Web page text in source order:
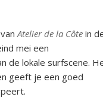
Atelier de la Côte in
mei een
de lokale surfscene.
geeft je een goed